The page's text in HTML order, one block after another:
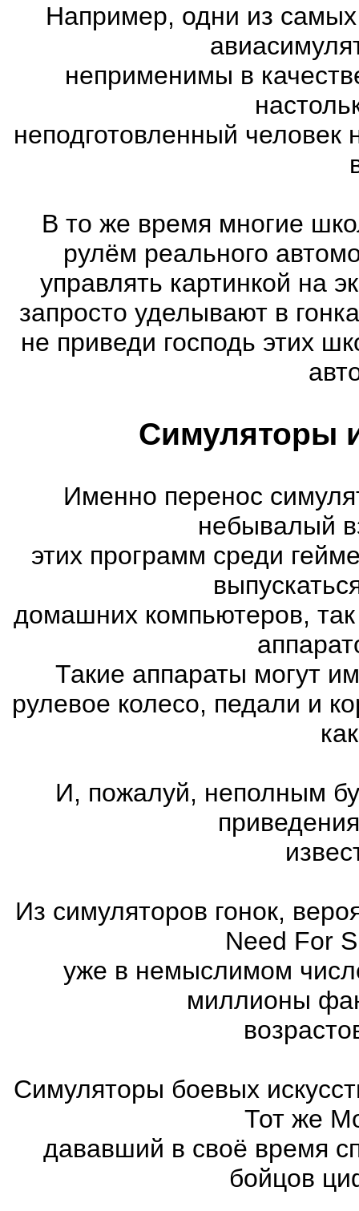
Например, одни из
неприменимы в
неподготовленный
В то же время многие
рулём реального
управлять картинкой на
запросто уделывают в
не приведи господь этих
Симуляторы
Именно перенос
небывалый
этих программ среди
домашних компьютеров,
Такие аппараты могут
рулевое колесо, педали и
И, пожалуй, неполным
Из симуляторов гонок,
Need For
уже в немыслимом
миллионы
Симуляторы боевых
Тот же
дававший в своё время
бойцов